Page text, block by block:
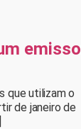
que utilizam o
de janeiro de